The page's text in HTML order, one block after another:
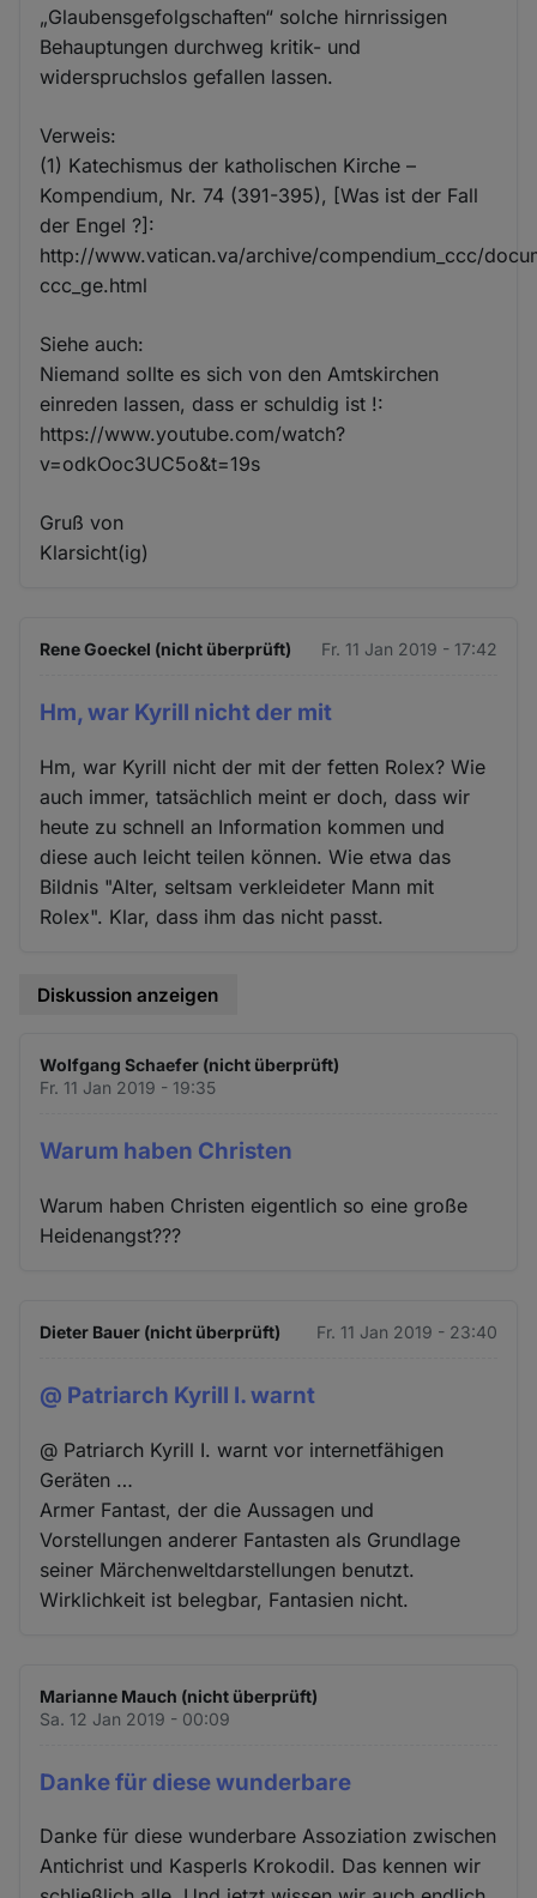
„Glaubensgefolgschaften“ solche hirnrissigen
Behauptungen durchweg kritik- und
widerspruchslos gefallen lassen.
Verweis:
(1) Katechismus der katholischen Kirche –
Kompendium, Nr. 74 (391-395), [Was ist der Fall
der Engel ?]:
http://www.vatican.va/archive/compendium_ccc/
ccc_ge.html
Siehe auch:
Niemand sollte es sich von den Amtskirchen
einreden lassen, dass er schuldig ist !:
https://www.youtube.com/watch?
v=odkOoc3UC5o&t=19s
Gruß von
Klarsicht(ig)
Rene Goeckel (nicht überprüft) Fr. 11 Jan 2019 - 17:42
Hm, war Kyrill nicht der mit
Hm, war Kyrill nicht der mit der fetten Rolex? Wie
auch immer, tatsächlich meint er doch, dass wir
heute zu schnell an Information kommen und
diese auch leicht teilen können. Wie etwa das
Bildnis "Alter, seltsam verkleideter Mann mit
Rolex". Klar, dass ihm das nicht passt.
Diskussion anzeigen
Wolfgang Schaefer (nicht überprüft)
Fr. 11 Jan 2019 - 19:35
Warum haben Christen
Warum haben Christen eigentlich so eine große
Heidenangst???
Dieter Bauer (nicht überprüft) Fr. 11 Jan 2019 - 23:40
@ Patriarch Kyrill I. warnt
@ Patriarch Kyrill I. warnt vor internetfähigen
Geräten …
Armer Fantast, der die Aussagen und
Vorstellungen anderer Fantasten als Grundlage
seiner Märchenweltdarstellungen benutzt.
Wirklichkeit ist belegbar, Fantasien nicht.
Marianne Mauch (nicht überprüft)
Sa. 12 Jan 2019 - 00:09
Danke für diese wunderbare
Danke für diese wunderbare Assoziation zwischen
Antichrist und Kasperls Krokodil. Das kennen wir